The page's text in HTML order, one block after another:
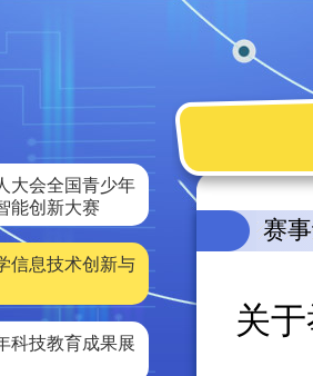
大会全国青少年
能创新大赛
信息技术创新与
科技教育成果展
赛
关